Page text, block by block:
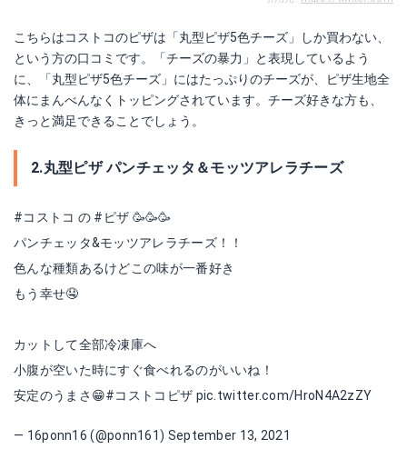
こちらはコストコのピザは「丸型ピザ5色チーズ」しか買わない、
という方の口コミです。「チーズの暴力」と表現しているよう
に、「丸型ピザ5色チーズ」にはたっぷりのチーズが、ピザ生地全
体にまんべんなくトッピングされています。チーズ好きな方も、
きっと満足できることでしょう。
2.丸型ピザ パンチェッタ＆モッツアレラチーズ
#コストコ の #ピザ 🥳🥳🥳
パンチェッタ&モッツアレラチーズ！！
色んな種類あるけどこの味が一番好き
もう幸せ🤤
カットして全部冷凍庫へ
小腹が空いた時にすぐ食べれるのがいいね！
安定のうまさ😁#コストコピザ pic.twitter.com/HroN4A2zZY
— 16ponn16 (@ponn161) September 13, 2021